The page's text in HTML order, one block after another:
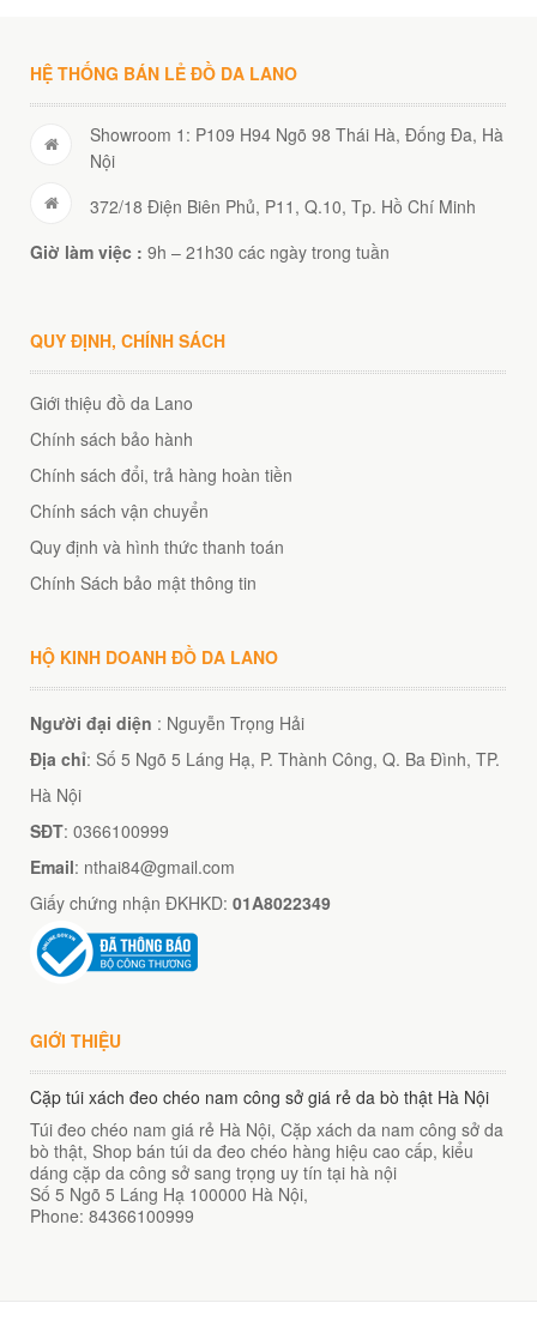
JEEP giá rẻ 002
GIỎ
hàn quốc cao cấp
GIỎ
GIỎ
HỆ THỐNG BÁN LẺ ĐỒ DA LANO
Showroom 1: P109 H94 Ngõ 98 Thái Hà, Đống Đa, Hà
Nội
372/18 Điện Biên Phủ, P11, Q.10, Tp. Hồ Chí Minh
Giờ làm việc : 9h – 21h30 các ngày trong tuần
QUY ĐỊNH, CHÍNH SÁCH
Giới thiệu đồ da Lano
Chính sách bảo hành
Chính sách đổi, trả hàng hoàn tiền
Chính sách vận chuyển
Quy định và hình thức thanh toán
Chính Sách bảo mật thông tin
HỘ KINH DOANH ĐỒ DA LANO
Người đại diện : Nguyễn Trọng Hải
Địa chỉ: Số 5 Ngõ 5 Láng Hạ, P. Thành Công, Q. Ba Đình, TP.
Hà Nội
SĐT: 0366100999
Email: nthai84@gmail.com
Giấy chứng nhận ĐKHKD: 01A8022349
GIỚI THIỆU
Cặp túi xách đeo chéo nam công sở giá rẻ da bò thật Hà Nội
Túi đeo chéo nam giá rẻ Hà Nội, Cặp xách da nam công sở da
bò thật, Shop bán túi da đeo chéo hàng hiệu cao cấp, kiểu
dáng cặp da công sở sang trọng uy tín tại hà nội
Số 5 Ngõ 5 Láng Hạ 100000 Hà Nội,
Phone: 84366100999